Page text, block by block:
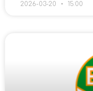
2026-03-20 15:00